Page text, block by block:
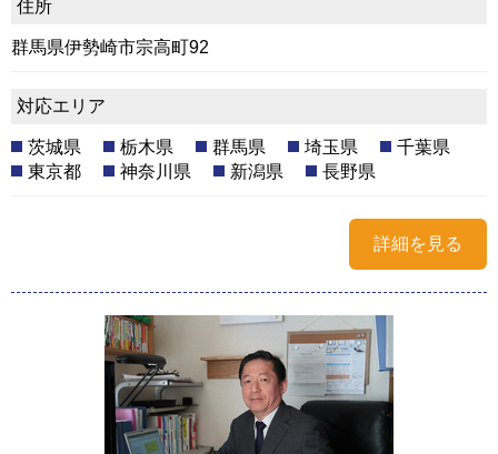
住所
群馬県伊勢崎市宗高町92
対応エリア
茨城県 栃木県 群馬県 埼玉県
千葉県
東京都
神奈川県 新潟県 長野県
詳細を見る